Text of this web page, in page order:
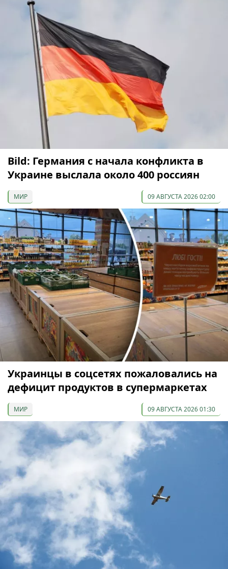
Bild: Германия с начала конфликта в
Украине выслала около 400 россиян
МИР 09 АВГУСТА 2026 02:00
Украинцы в соцсетях пожаловались на
дефицит продуктов в супермаркетах
МИР 09 АВГУСТА 2026 01:30